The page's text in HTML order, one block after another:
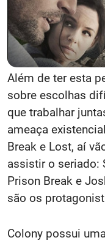
Além de ter esta
sobre escolhas
que trabalhar
ameaça
Break e Lost, aí
assistir o seriado:
Prison Break e
são os
Colony possui